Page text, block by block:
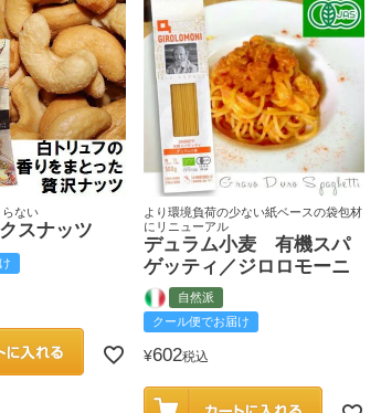
ない
スナッツ
より環境負荷の少ない紙ベースの袋包材
にリニューアル
デュラム小麦 有機スパ
ゲッティ／ジロロモーニ
自然派
クール便でお届け
¥602税込